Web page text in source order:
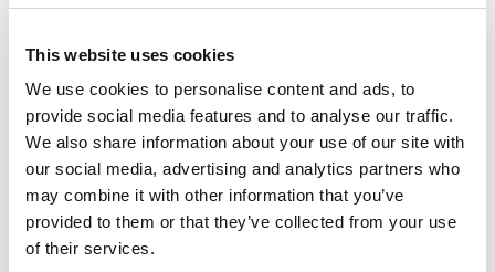
This website uses cookies
We use cookies to personalise content and ads, to
provide social media features and to analyse our traffic.
We also share information about your use of our site with
our social media, advertising and analytics partners who
may combine it with other information that you’ve
provided to them or that they’ve collected from your use
of their services.
беженцев, согласно исследованию РЭГ
«Вынужденные мигранты с ВИЧ-статусом:
социально-психологические и медицинские
аспекты адаптации».
Законодательство в некоторых странах затрудняет
доступ мигрантов к профилактике и лечению ВИЧ.
А в некоторых случаях национальным системам
здравоохранения может не хватать ресурсов для